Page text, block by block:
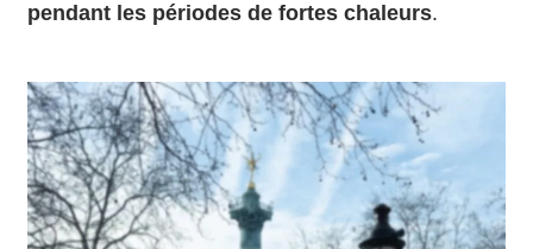
pendant les périodes de fortes chaleurs.